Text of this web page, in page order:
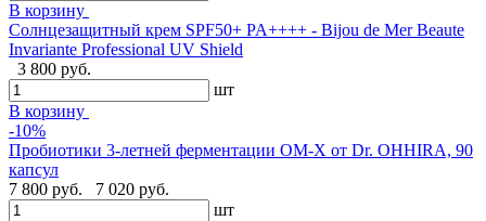
В корзину
Cолнцезащитный крем SPF50+ PA++++ - Bijou de Mer Beaute
Invariante Professional UV Shield
3 800 руб.
шт
В корзину
-10%
Пробиотики 3-летней ферментации OM-X от Dr. OHHIRA, 90
капсул
7 800 руб.
7 020 руб.
шт